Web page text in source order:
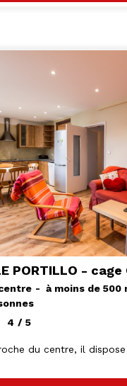
PORTILLO - cage
à moins de 500
4 / 5
du centre, il